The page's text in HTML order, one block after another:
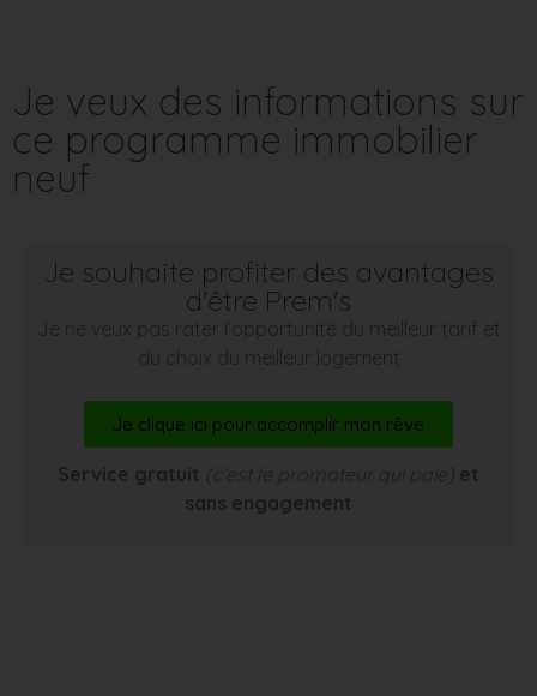
Je veux des informations sur
ce programme immobilier
neuf
Je souhaite profiter des avantages
d'être Prem's
Je ne veux pas rater l’opportunité du meilleur tarif et
du choix du meilleur logement
Je clique ici pour accomplir mon rêve
Service gratuit (c’est le promoteur qui paie) et
sans engagement